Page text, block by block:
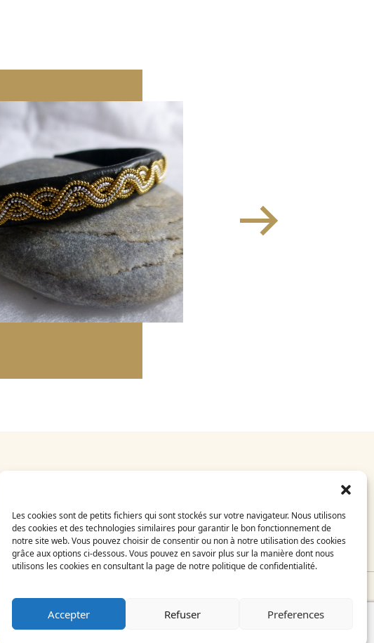
Les cookies sont de petits fichiers qui sont stockés sur votre navigateur. Nous utilisons
des cookies et des technologies similaires pour garantir le bon fonctionnement de
notre site web. Vous pouvez choisir de consentir ou non à notre utilisation des cookies
grâce aux options ci-dessous. Vous pouvez en savoir plus sur la manière dont nous
utilisons les cookies en consultant la page de notre politique de confidentialité.
Accepter Refuser Preferences
Mentions légales
FAQ
Contact